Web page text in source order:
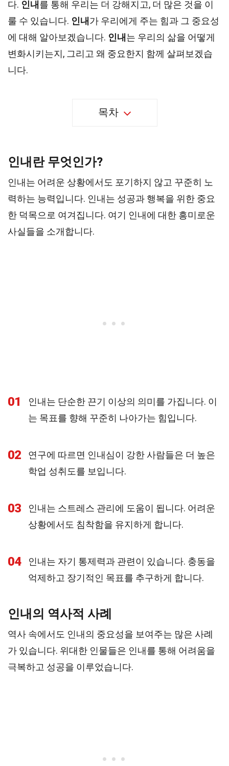
다. 인내 를 통해 우리는 더 강해지고, 더 많은 것을 이
룰 수 있습니다. 인내 가 우리에게 주는 힘과 그 중요성
에 대해 알아보겠습니다. 인내 는 우리의 삶을 어떻게
변화시키는지, 그리고 왜 중요한지 함께 살펴보겠습
니다.
목차
인내란 무엇인가?
인내는 어려운 상황에서도 포기하지 않고 꾸준히 노
력하는 능력입니다. 인내는 성공과 행복을 위한 중요
한 덕목으로 여겨집니다. 여기 인내에 대한 흥미로운
사실들을 소개합니다.
01
인내는 단순한 끈기 이상의 의미를 가집니다. 이
는 목표를 향해 꾸준히 나아가는 힘입니다.
02
연구에 따르면 인내심이 강한 사람들은 더 높은
학업 성취도를 보입니다.
03
인내는 스트레스 관리에 도움이 됩니다. 어려운
상황에서도 침착함을 유지하게 합니다.
04
인내는 자기 통제력과 관련이 있습니다. 충동을
억제하고 장기적인 목표를 추구하게 합니다.
인내의 역사적 사례
역사 속에서도 인내의 중요성을 보여주는 많은 사례
가 있습니다. 위대한 인물들은 인내를 통해 어려움을
극복하고 성공을 이루었습니다.